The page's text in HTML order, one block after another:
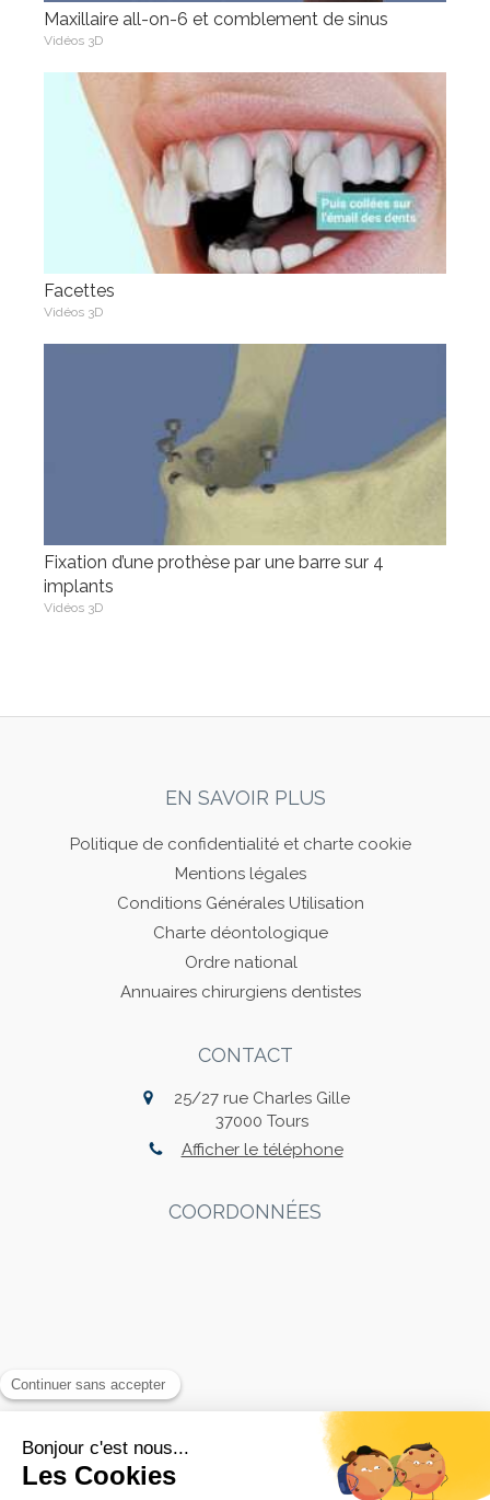
Maxillaire all-on-6 et comblement de sinus
Vidéos 3D
Facettes
Vidéos 3D
Fixation d’une prothèse par une barre sur 4
implants
Vidéos 3D
EN SAVOIR PLUS
Politique de confidentialité et charte cookie
Mentions légales
Conditions Générales Utilisation
Charte déontologique
Ordre national
Annuaires chirurgiens dentistes
CONTACT
25/27 rue Charles Gille
37000 Tours
Afficher le téléphone
COORDONNÉES